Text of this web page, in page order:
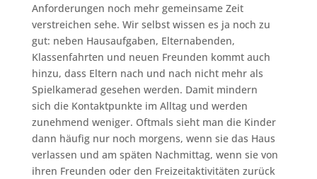
Anforderungen noch mehr gemeinsame Zeit
verstreichen sehe. Wir selbst wissen es ja noch zu
gut: neben Hausaufgaben, Elternabenden,
Klassenfahrten und neuen Freunden kommt auch
hinzu, dass Eltern nach und nach nicht mehr als
Spielkamerad gesehen werden. Damit mindern
sich die Kontaktpunkte im Alltag und werden
zunehmend weniger. Oftmals sieht man die Kinder
dann häufig nur noch morgens, wenn sie das Haus
verlassen und am späten Nachmittag, wenn sie von
ihren Freunden oder den Freizeitaktivitäten zurück